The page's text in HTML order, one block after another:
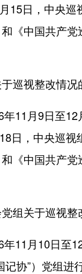
15日，中央
《中国共产
巡视整改情况
月9日至12
日，中央巡
《中国共产
组关于巡视整
月10日至
协”）党组